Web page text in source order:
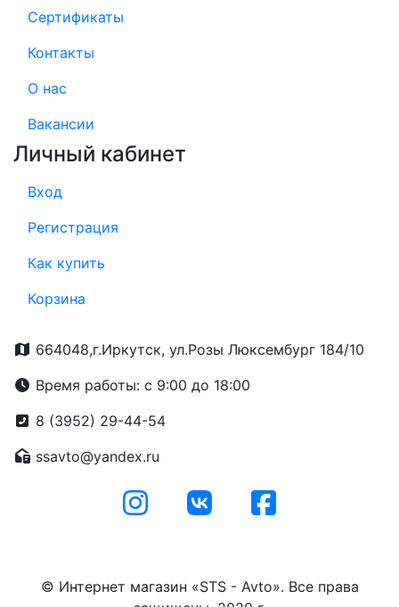
Сертификаты
Контакты
О нас
Вакансии
Личный кабинет
Вход
Регистрация
Как купить
Корзина
664048,г.Иркутск, ул.Розы Люксембург 184/10
Время работы: с 9:00 до 18:00
8 (3952) 29-44-54
ssavto@yandex.ru
© Интернет магазин «STS - Avto». Все права